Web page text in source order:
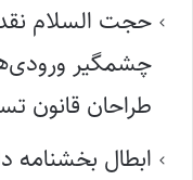
حجت السلام
چشمگیر
طراحان قانون
ابطال بخشنامه